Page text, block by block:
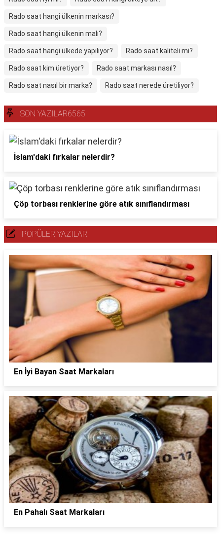
Rado saat hangi ülkenin markası?
Rado saat hangi ülkenin malı?
Rado saat hangi ülkede yapılıyor? Rado saat kaliteli mi?
Rado saat kim üretiyor? Rado saat markası nasıl?
Rado saat nasıl bir marka? Rado saat nerede üretiliyor?
SON YAZILAR6565
İslam'daki fırkalar nelerdir?
Çöp torbası renklerine göre atık sınıflandırması
POPÜLER YAZILAR
En İyi Bayan Saat Markaları
En Pahalı Saat Markaları